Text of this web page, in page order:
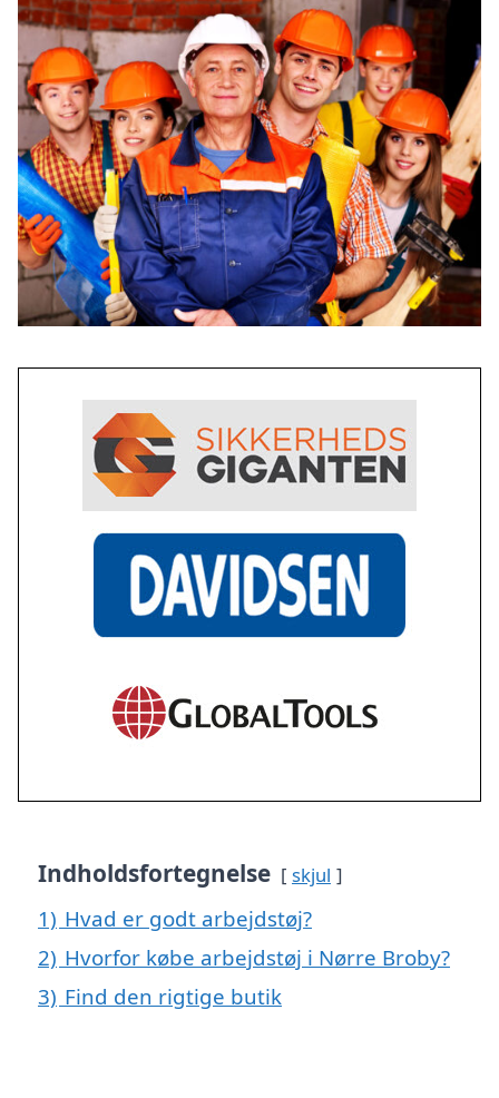
Indholdsfortegnelse skjul
1) Hvad er godt arbejdstøj?
2) Hvorfor købe arbejdstøj i Nørre Broby?
3) Find den rigtige butik